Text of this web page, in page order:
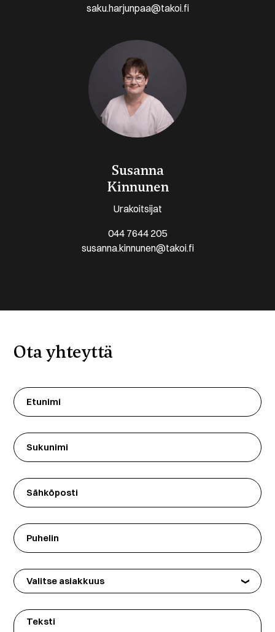
saku.harjunpaa@takoi.fi
Susanna
Kinnunen
Urakoitsijat
044 7644 205
susanna.kinnunen@takoi.fi
Ota yhteyttä
Etunimi
(Required)
Sukunimi
Sähköposti
Puhelin
Valitse
asiakkuus
Teksti